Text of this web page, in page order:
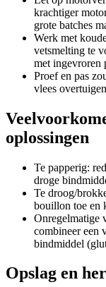
krachtiger
grote batches
Werk met
vetsmelting te
met ingevroren
Proef en pas
vlees
oplossingen
Te papperig:
droge
Te droog/
bouillon toe en
Onregelmatige
combineer een
bindmiddel
Opslag en